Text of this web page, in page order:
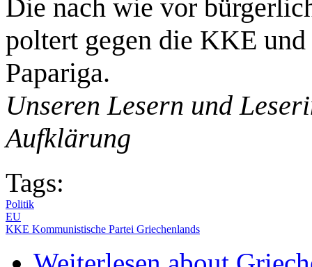
Die nach wie vor
poltert gegen die KKE
Papariga.
Unseren Lesern und
Aufklärung
Tags:
Politik
EU
KKE Kommunistische Partei Griechenlands